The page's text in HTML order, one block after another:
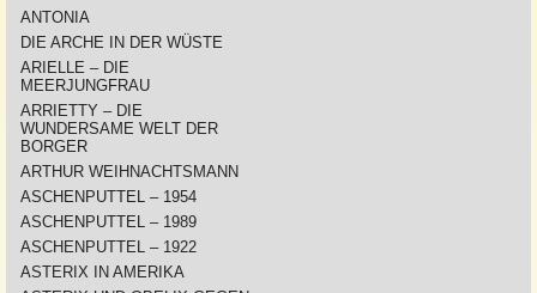
ANTONIA
DIE ARCHE IN DER WÜSTE
ARIELLE – DIE
MEERJUNGFRAU
ARRIETTY – DIE
WUNDERSAME WELT DER
BORGER
ARTHUR WEIHNACHTSMANN
ASCHENPUTTEL – 1954
ASCHENPUTTEL – 1989
ASCHENPUTTEL – 1922
ASTERIX IN AMERIKA